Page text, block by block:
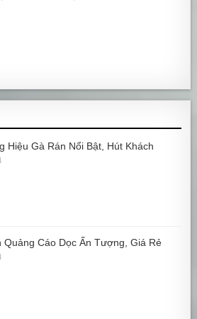
Hiệu Gà Rán Nổi Bật, Hút Khách
Quảng Cáo Dọc Ấn Tượng, Giá Rẻ